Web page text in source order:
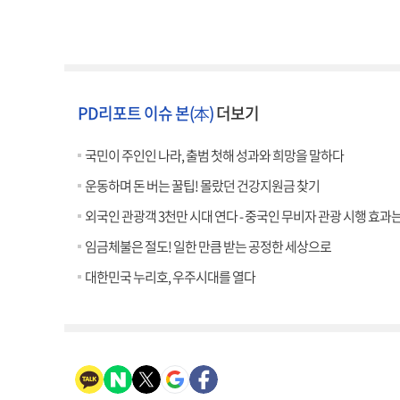
PD리포트 이슈 본(本)더보기
국민이 주인인 나라, 출범 첫해 성과와 희망을 말하다
운동하며 돈 버는 꿀팁! 몰랐던 건강지원금 찾기
외국인 관광객 3천만 시대 연다 - 중국인 무비자 관광 시행 효과
임금체불은 절도! 일한 만큼 받는 공정한 세상으로
대한민국 누리호, 우주시대를 열다